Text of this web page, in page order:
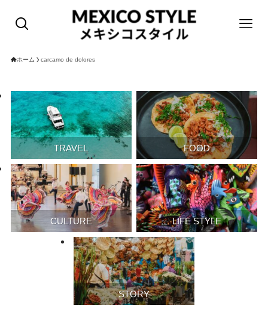
ホーム carcamo de dolores
TRAVEL FOOD
CULTURE LIFE STYLE
STORY